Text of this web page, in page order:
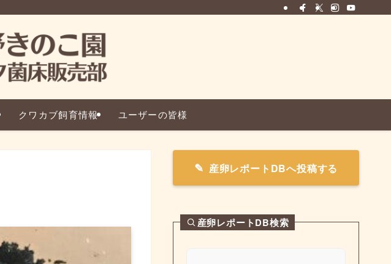
クワカブ飼育情報 ユーザーの皆様
産卵レポートDBへ投稿する
産卵レポートDB検索